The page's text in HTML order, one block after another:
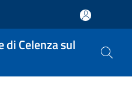
di Celenza sul